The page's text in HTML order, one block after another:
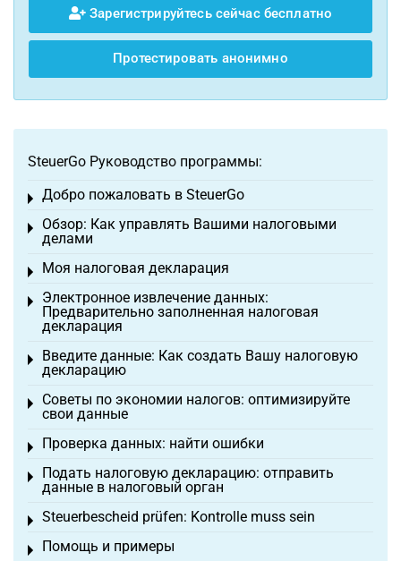
Зарегистрируйтесь сейчас бесплатно
Протестировать анонимно
SteuerGo Руководство программы:
Добро пожаловать в SteuerGo
Toggle menu
Обзор: Как управлять Вашими налоговыми
делами
Toggle menu
Моя налоговая декларация
Toggle menu
Электронное извлечение данных:
Предварительно заполненная налоговая
декларация
Toggle menu
Введите данные: Как создать Вашу налоговую
декларацию
Toggle menu
Советы по экономии налогов: оптимизируйте
свои данные
Toggle menu
Проверка данных: найти ошибки
Toggle menu
Подать налоговую декларацию: отправить
данные в налоговый орган
Toggle menu
Steuerbescheid prüfen: Kontrolle muss sein
Toggle menu
Помощь и примеры
Toggle menu